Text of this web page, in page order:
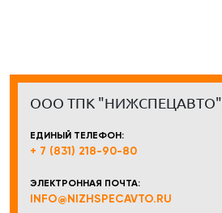
ООО ТПК "НИЖСПЕЦАВТО"
ЕДИНЫЙ ТЕЛЕФОН:
+ 7 (831) 218-90-80
ЭЛЕКТРОННАЯ ПОЧТА:
INFO@NIZHSPECAVTO.RU